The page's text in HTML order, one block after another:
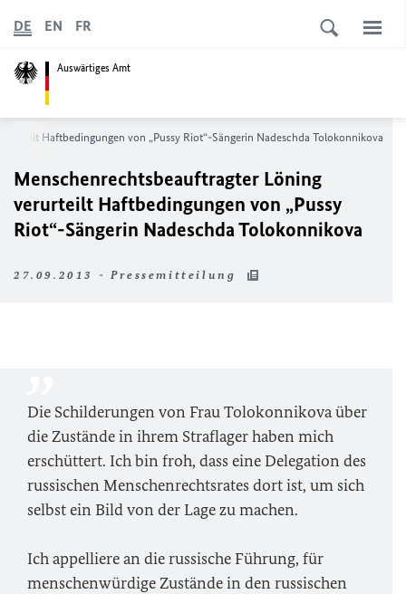
Auswärtiges Amt
DE EN FR
Haftbedingungen von „Pussy Riot“-Sängerin Nadeschda Tolokonnikova
Menschenrechtsbeauftragter Löning
verurteilt Haftbedingungen von „Pussy
Riot“-Sängerin Nadeschda Tolokonnikova
27.09.2013 - Pressemitteilung
Die Schilderungen von Frau Tolokonnikova über
die Zustände in ihrem Straflager haben mich
erschüttert. Ich bin froh, dass eine Delegation des
russischen Menschenrechtsrates dort ist, um sich
selbst ein Bild von der Lage zu machen.
Ich appelliere an die russische Führung, für
menschenwürdige Zustände in den russischen